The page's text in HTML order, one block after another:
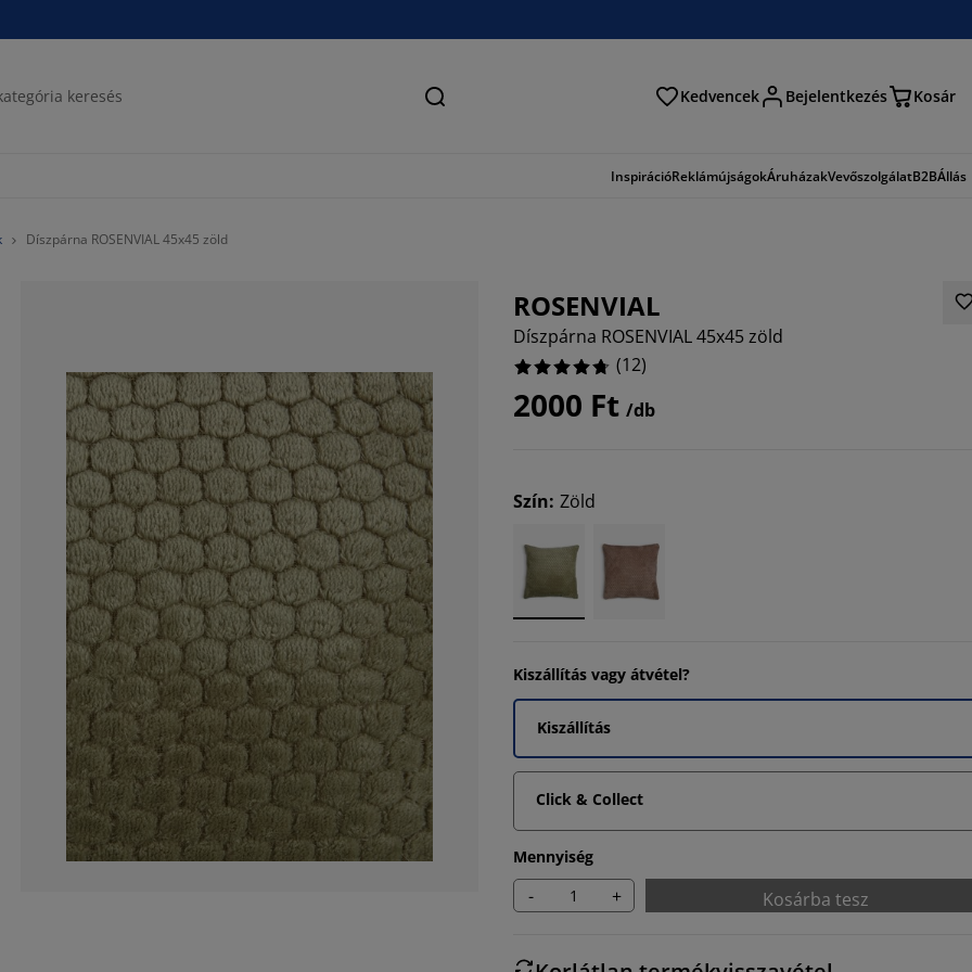
Keresés Kedvencek Bejelentkezés Kosár
InspirációReklámújságokÁruházakVevőszolgálatB2BÁllás
Díszpárna ROSENVIAL 45x45 zöld
ROSENVIAL
Díszpárna ROSENVIAL 45x45 zöld
(12)
2000 Ft /db
Szín: Zöld
Kiszállítás vagy átvétel?
Kiszállítás
Click & Collect
Mennyiség
- + Kosárba tesz
83.33333333333334%
8.333333333333332%
8.333333333333332%